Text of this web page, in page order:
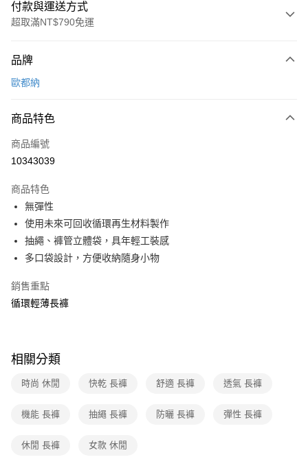
付款與運送方式
超取滿NT$790免運
信用卡一次付款
3 期 0 利率 每期
合作金庫商業銀行
上海商業儲蓄銀行
臺灣中小企業銀行
匯豐（台灣）商業銀行
聯邦商業銀行
遠東國際商業銀行
元大商業銀行
永豐商業銀行
玉山商業銀行
台灣樂天信用卡公司
合作金庫商業銀行
上海商業儲蓄銀行
國泰世華商業銀行
匯豐（台灣）商業銀行
聯邦商業銀行
遠東國際商業銀行
元大商業銀行
台新國際商業銀行
台灣樂天信用卡公司
超商取貨付款
LINE Pay
Apple Pay
悠遊付
Google Pay
全盈+PAY
1.本服務由台灣大哥大提供，台灣大哥大用戶可立即使用無須另外申請。
流程，驗證手機門號後，選擇欲分期的期數、繳款截止日，確認付款後即完
3.實際核准額度、可分期數及費用金額請依後續交易確認頁面所載為準。
4.訂單成立30分鐘內，如未前往確認交易或遇審核未通過，訂單將自動取
法說明評估內容。
ATM付款
貨到付款
運送方式
全家取貨付款
品牌
歐都納
商品特色
商品編號
10343039
商品特色
無彈性
使用未來可回收循環再生材料製作
抽繩、褲管立體袋，具年輕工裝感
多口袋設計，方便收納隨身小物
銷售重點
循環輕薄長褲
相關分類
時尚 休閒 快乾 長褲 舒適 長褲 透氣 長褲
機能 長褲 抽繩 長褲 防曬 長褲 彈性 長褲
休閒 長褲 女款 休閒